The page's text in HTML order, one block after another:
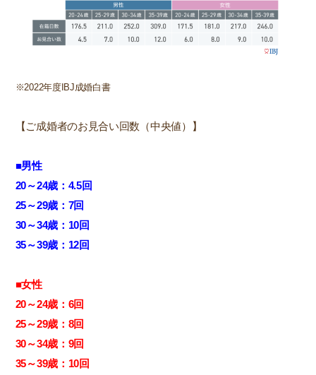
※2022年度IBJ成婚白書
【ご成婚者のお見合い回数（中央値）】
■男性
20～24歳：4.5回
25～29歳：7回
30～34歳：10回
35～39歳：12回
■女性
20～24歳：6回
25～29歳：8回
30～34歳：9回
35～39歳：10回